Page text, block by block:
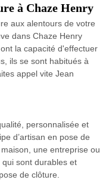
à Chaze Henry
aux alentours de votre
dans Chaze Henry
la capacité d'effectuer
ils se sont habitués à
appel vite Jean
personnalisée et
d’artisan en pose de
une entreprise ou
sont durables et
de clôture.